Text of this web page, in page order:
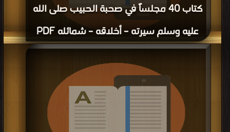
كتاب 40 مجلساً في صحبة الحبيب صلى الله
عليه وسلم سيرته – أخلاقه – شمائله PDF
قراءة و تحميل كتاب كتاب 40 مجلساً في صحبة الحبيب صلى الله عليه وسلم سيرته –
كتب في